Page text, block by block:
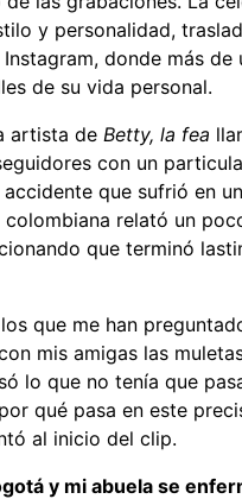
y personalidad,
donde más de
de su vida personal.
artista de Betty, la fea
con un
que sufrió en
relató un
que terminó
que me han
mis amigas las
lo que no tenía que
qué pasa en este
al inicio del clip.
y mi abuela se